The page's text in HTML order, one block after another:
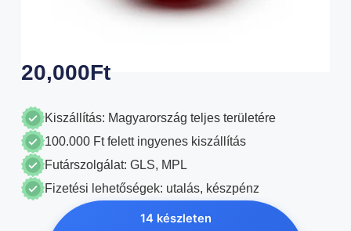
20,000Ft
Kiszállítás: Magyarország teljes területére
100.000 Ft felett ingyenes kiszállítás
Futárszolgálat: GLS, MPL
Fizetési lehetőségek: utalás, készpénz
14 készleten